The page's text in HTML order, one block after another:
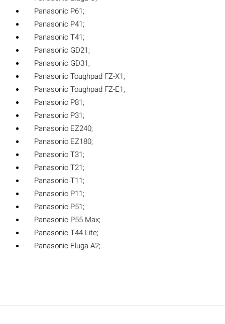
Panasonic P61;
Panasonic P41;
Panasonic T41;
Panasonic GD21;
Panasonic GD31;
Panasonic Toughpad FZ-X1;
Panasonic Toughpad FZ-E1;
Panasonic P81;
Panasonic P31;
Panasonic EZ240;
Panasonic EZ180;
Panasonic T31;
Panasonic T21;
Panasonic T11;
Panasonic P11;
Panasonic P51;
Panasonic P55 Max;
Panasonic T44 Lite;
Panasonic Eluga A2;